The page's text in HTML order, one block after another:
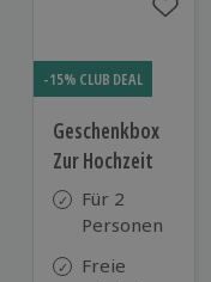
-15% CLUB DEAL
Geschenkbox
Zur Hochzeit
Für 2
Personen
Freie